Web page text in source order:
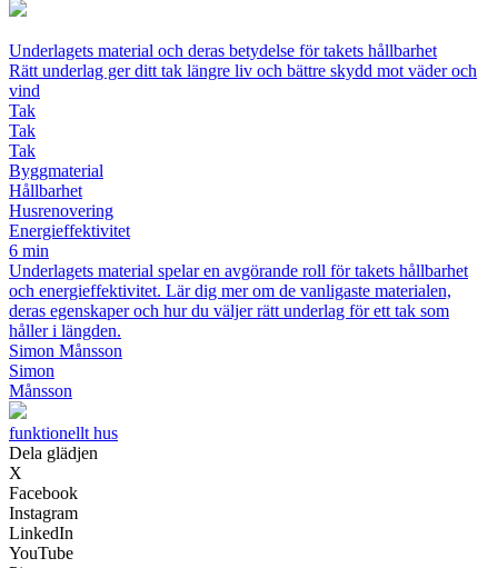
Underlagets material och deras betydelse för takets hållbarhet
Rätt underlag ger ditt tak längre liv och bättre skydd mot väder och
vind
Tak
Tak
Tak
Byggmaterial
Hållbarhet
Husrenovering
Energi­effektivitet
6 min
Underlagets material spelar en avgörande roll för takets hållbarhet
och energieffektivitet. Lär dig mer om de vanligaste materialen,
deras egenskaper och hur du väljer rätt underlag för ett tak som
håller i längden.
Simon Månsson
Simon
Månsson
funktionellt hus
Dela glädjen
X
Facebook
Instagram
LinkedIn
YouTube